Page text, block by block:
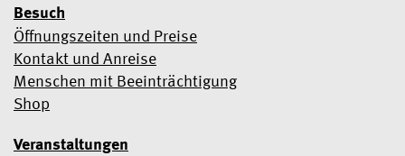
Besuch
Öffnungszeiten und Preise
Kontakt und Anreise
Menschen mit Beeinträchtigung
Shop
Veranstaltungen